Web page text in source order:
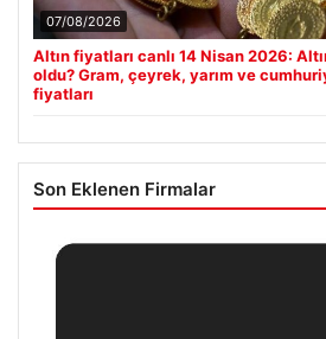
07/08/2026
Altın fiyatları canlı 14 Nisan 2026:
oldu? Gram, çeyrek, yarım ve
fiyatları
Son Eklenen Firmalar